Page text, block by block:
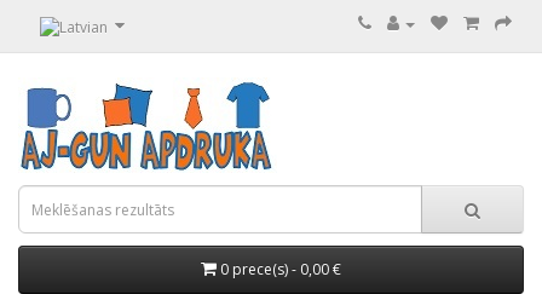
0 prece(s) - 0,00 €